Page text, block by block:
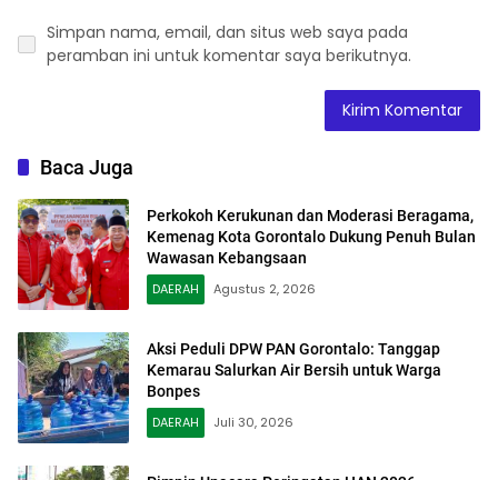
Simpan nama, email, dan situs web saya pada
peramban ini untuk komentar saya berikutnya.
Baca Juga
Perkokoh Kerukunan dan Moderasi Beragama,
Kemenag Kota Gorontalo Dukung Penuh Bulan
Wawasan Kebangsaan
DAERAH
Agustus 2, 2026
Aksi Peduli DPW PAN Gorontalo: Tanggap
Kemarau Salurkan Air Bersih untuk Warga
Bonpes
DAERAH
Juli 30, 2026